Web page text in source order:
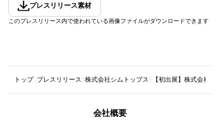
プレスリリース素材
このプレスリリース内で使われている画像ファイルがダウンロードできます
トップ プレスリリース 株式会社シムトップス 【初出展】株式会社
会社概要